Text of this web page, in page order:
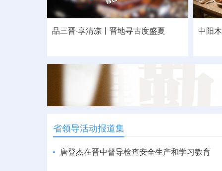
品三晋·享清凉丨晋地寻古度盛夏 中阳
省领导活动报道集
唐登杰在晋中督导检查安全生产和学习教育